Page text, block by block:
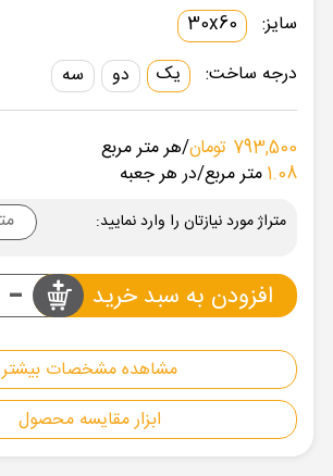
مشاهده مشخصات بیشتر
ابزار مقایسه محصول
سایز:
30x60
درجه ساخت:
یک دو سه
793,500 تومان
/هر متر مربع
1.08متر مربع/در هر جعبه
متراژ مورد نیازتان را وارد نمایید:
- افزودن به سبد خرید